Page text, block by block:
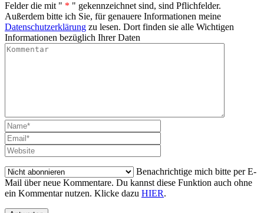
Felder die mit " * " gekennzeichnet sind, sind Pflichfelder.
Außerdem bitte ich Sie, für genauere Informationen meine
Datenschutzerklärung zu lesen. Dort finden sie alle Wichtigen
Informationen bezüglich Ihrer Daten
Benachrichtige mich bitte per E-
Mail über neue Kommentare. Du kannst diese Funktion auch ohne
ein Kommentar nutzen. Klicke dazu HIER.